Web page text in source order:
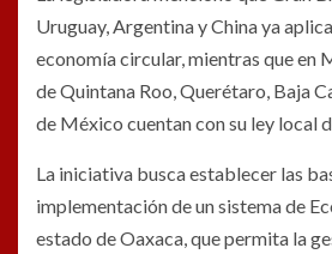
Uruguay, Argentina y China ya
economía circular, mientras que en
de Quintana Roo, Querétaro, Baja
de México cuentan con su ley local
La iniciativa busca establecer las
implementación de un sistema de
estado de Oaxaca, que permita la